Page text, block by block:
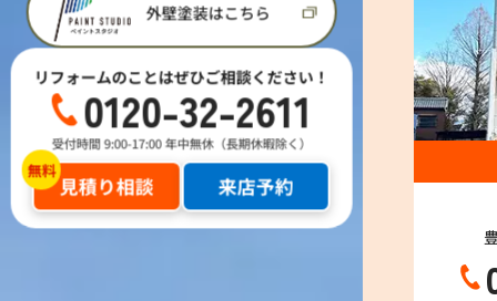
外壁塗装はこちら
リフォームのことはぜひご相談ください！
0120-32-2611
受付時間 9:00-17:00 年中無休（長期休暇除く）
見積り相談 来店予約